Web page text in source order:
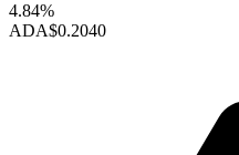
4.84%
ADA$0.2040